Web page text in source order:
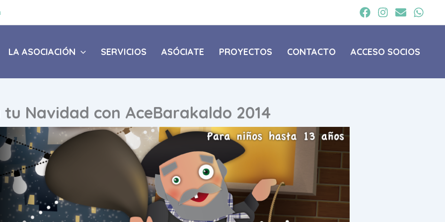
LA ASOCIACIÓN SERVICIOS ASÓCIATE PROYECTOS CONTACTO ACCESO SOCIOS
tu Navidad con AceBarakaldo 2014